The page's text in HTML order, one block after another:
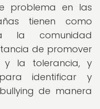
problema en las
tienen como
la comunidad
de promover
la tolerancia, y
identificar y
de manera